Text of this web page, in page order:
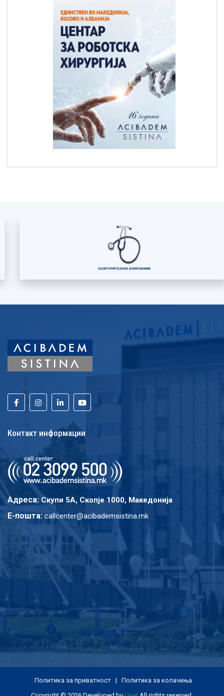
Контакт информации
Адреса: Скупи 5A, Скопје 1000, Македонија
E-пошта: callcenter@acibademsistina.mk
Политика за приватност | Политика за колачиња